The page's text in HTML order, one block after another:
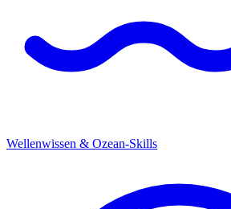
Wellenwissen & Ozean-Skills